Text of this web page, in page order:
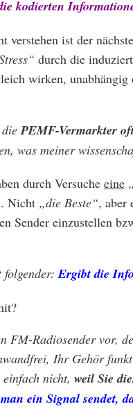
kodierten
verstehen ist der
durch die
wirken,
diePEMF-Vermarkter
was meiner
durch Versuche eine
Nicht „die Beste“, aber
Sender einzustellen
folgender:Ergibt die
FM-Radiosender vor,
Ihr Gehör
einfach nicht, weil Sie
ein Signal sendet,